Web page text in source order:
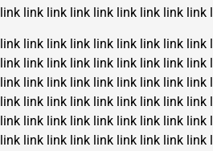
link link link link link link link link link
link link link link link link link link link
link link link link link link link link link
link link link link link link link link link
link link link link link link link link link
link link link link link link link link link
link link link link link link link link link